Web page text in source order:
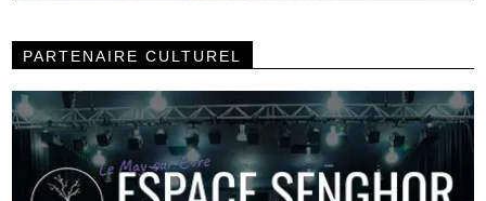
PARTENAIRE CULTUREL